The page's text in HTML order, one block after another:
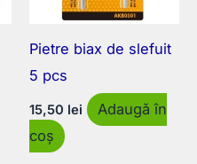
Pietre biax de slefuit
5 pcs
15,50 lei
Adaugă în
coș